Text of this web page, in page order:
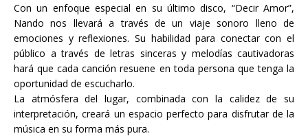
Con un enfoque especial en su último disco, “Decir Amor”,
Nando nos llevará a través de un viaje sonoro lleno de
emociones y reflexiones. Su habilidad para conectar con el
público a través de letras sinceras y melodías cautivadoras
hará que cada canción resuene en toda persona que tenga la
oportunidad de escucharlo.
La atmósfera del lugar, combinada con la calidez de su
interpretación, creará un espacio perfecto para disfrutar de la
música en su forma más pura.